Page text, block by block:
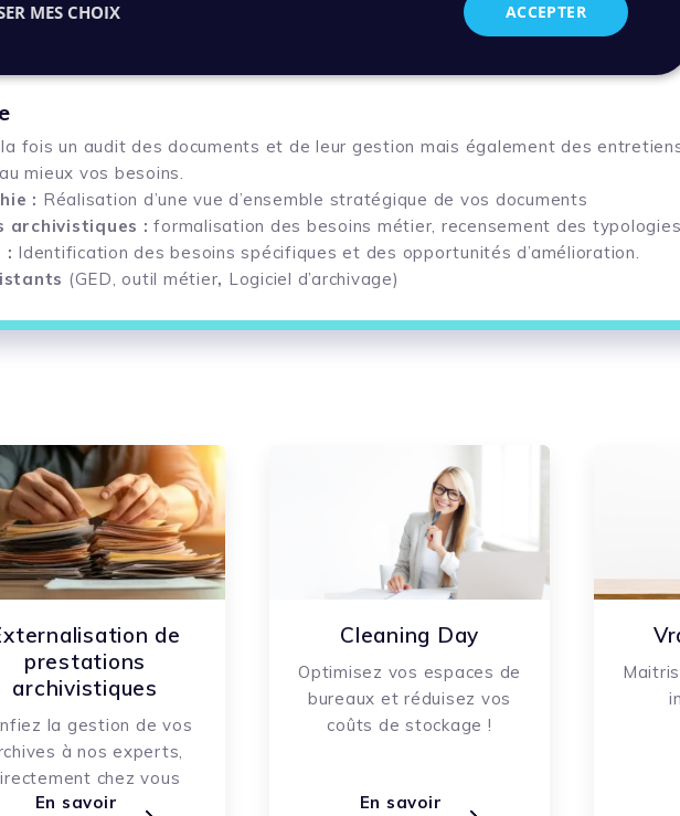
fois un audit des documents et de leur gestion mais également des
mieux vos besoins.
: Réalisation d’une vue d’ensemble stratégique de vos documents
archivistiques :formalisation des besoins métier, recensement des
: Identification des besoins spécifiques et des opportunités d’amélioration.
(GED, outil métier, Logiciel d’archivage)
d’archivage
documentaire
gestion
d’archivage
solution
et coordonnent les équipes chargées de mise en œuvre, tout en ayant une
pour assurer une transition transparente et réussie. La formation se fait en
de communication et de sensibilisation
d’utilisation
de
prestations
archivistiques
la gestion de vos
à nos experts,
chez vous
En savoir
Cleaning Day
Optimisez vos espaces de
bureaux et réduisez vos
coûts de stockage !
En savoir
ACCEPTER
MES CHOIX